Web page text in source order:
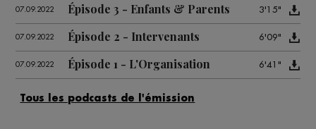
07.09.2022 Épisode 3 - Enfants & Parents 3'15"
07.09.2022 Épisode 2 - Intervenants 6'09"
07.09.2022 Épisode 1 - L'Organisation 6'41"